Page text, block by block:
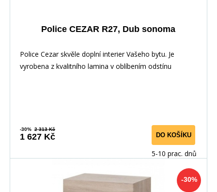
Police CEZAR R27, Dub sonoma
Police Cezar skvěle doplní interier Vašeho bytu. Je
vyrobena z kvalitního lamina v oblíbením odstínu
-30% 2 313 Kč
1 627 Kč DO KOŠÍKU
5-10 prac. dnů
-30%